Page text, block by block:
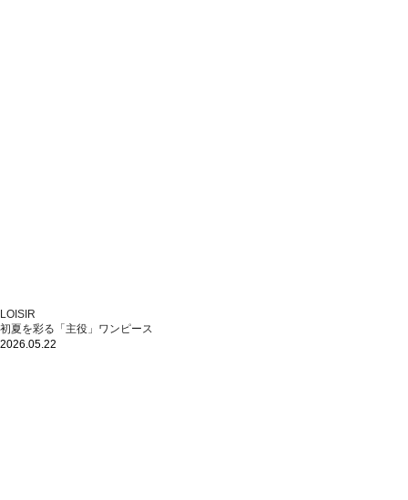
LOISIR
初夏を彩る「主役」ワンピース
2026.05.22